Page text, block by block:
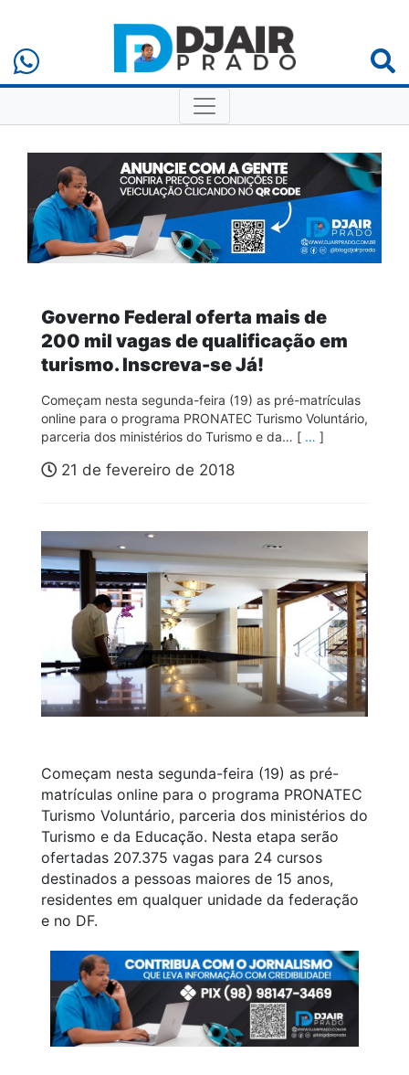
Governo Federal oferta mais de
200 mil vagas de qualificação em
turismo. Inscreva-se Já!
Começam nesta segunda-feira (19) as pré-matrículas
online para o programa PRONATEC Turismo Voluntário,
parceria dos ministérios do Turismo e da… [ … ]
21 de fevereiro de 2018
Começam nesta segunda-feira (19) as pré-
matrículas online para o programa PRONATEC
Turismo Voluntário, parceria dos ministérios do
Turismo e da Educação. Nesta etapa serão
ofertadas 207.375 vagas para 24 cursos
destinados a pessoas maiores de 15 anos,
residentes em qualquer unidade da federação
e no DF.